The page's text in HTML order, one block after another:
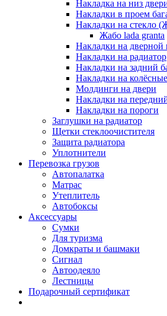
Накладка на низ
Накладки в проем
Накладки на стекло
Жабо lada granta
Накладки на дверной
Накладки на радиатор
Накладки на задний
Накладки на
Молдинги на двери
Накладки на
Накладки на пороги
Заглушки на радиатор
Щетки стеклоочистителя
Защита радиатора
Уплотнители
Перевозка грузов
Автопалатка
Матрас
Утеплитель
Автобоксы
Аксессуары
Сумки
Для туризма
Домкраты и башмаки
Сигнал
Автоодеяло
Лестницы
Подарочный сертификат